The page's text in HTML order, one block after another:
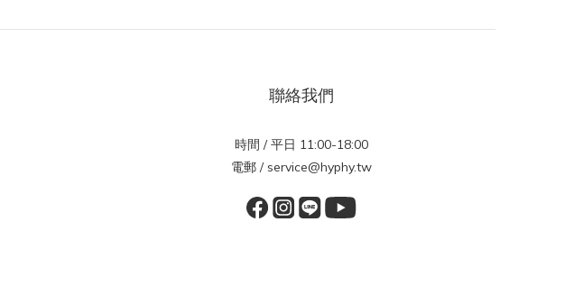
聯絡我們
時間 / 平日 11:00-18:00
電郵 / service@hyphy.tw